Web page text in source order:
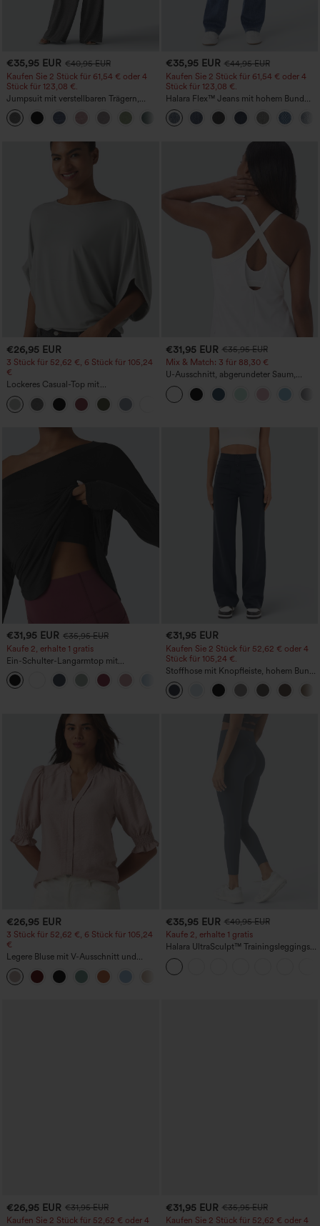
€35,95 EUR €40,95 EUR
Kaufen Sie 2 Stück für 61,54 € oder 4
Stück für 123,08 €.
Jumpsuit mit verstellbaren Trägern,
gerafftem Detail, weitem Bein und
meliertem Stoff, lässig, mit Taschen -
Easy Peezy
+10
€35,95 EUR €44,95 EUR
Kaufen Sie 2 Stück für 61,54 € oder 4
Stück für 123,08 €.
Halara Flex™ Jeans mit hohem Bund
und Taschen, gewaschener, lässiger
Bootcut
€26,95 EUR
3 Stück für 52,62 €, 6 Stück für 105,24
€
Lockeres Casual-Top mit
Rundhalsausschnitt und
Fledermausärmeln
+1
€31,95 EUR €35,95 EUR
Mix & Match: 3 für 88,30 €
U-Ausschnitt, abgerundeter Saum,
InstantCool Yoga-Trägertop – UPF50+
€31,95 EUR €35,95 EUR
Kaufe 2, erhalte 1 gratis
Ein-Schulter-Langarmtop mit
Daumenloch, geschwungener Saum
(High-Low), schnell trocknend – Yoga-
Sporttop mit integriertem BH
€31,95 EUR
Kaufen Sie 2 Stück für 52,62 € oder 4
Stück für 105,24 €.
Stoffhose mit Knopfleiste, hohem Bund,
mehreren Taschen und geradem Bein
€26,95 EUR
3 Stück für 52,62 €, 6 Stück für 105,24
€
Legere Bluse mit V-Ausschnitt und
kurzen Puffärmeln
€35,95 EUR €40,95 EUR
Kaufe 2, erhalte 1 gratis
Halara UltraSculpt™ Trainingsleggings
mit hohem Bund – raffende Push-up-
Po-Form, Bauchkontrolle, Taschen und
formende Passform
€26,95 EUR €31,95 EUR
Kaufen Sie 2 Stück für 52,62 € oder 4
€31,95 EUR €35,95 EUR
Kaufen Sie 2 Stück für 52,62 € oder 4